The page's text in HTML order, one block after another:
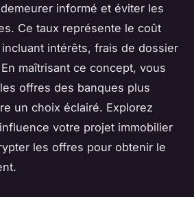
informé et éviter les
Ce taux représente le coût
incluant intérêts, frais de dossier
maîtrisant ce concept, vous
offres des banques plus
un choix éclairé. Explorez
votre projet immobilier
les offres pour obtenir le